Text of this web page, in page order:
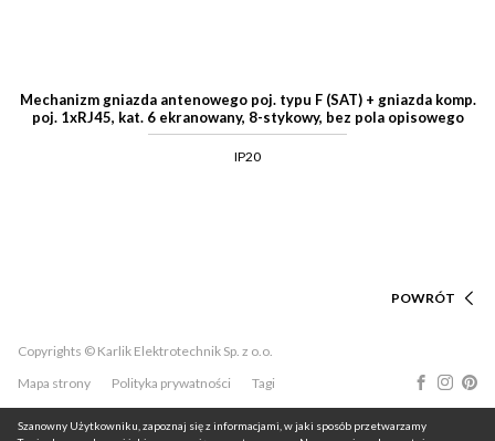
Szanowny Użytkowniku, zapoznaj się z informacjami, w jaki sposób przetwarzamy
Mechanizm gniazda antenowego poj. typu F (SAT) + gniazda komp.
poj. 1xRJ45, kat. 6 ekranowany, 8-stykowy, bez pola opisowego
IP20
POWRÓT
Copyrights © Karlik Elektrotechnik Sp. z o.o.
Mapa strony
Polityka prywatności Tagi